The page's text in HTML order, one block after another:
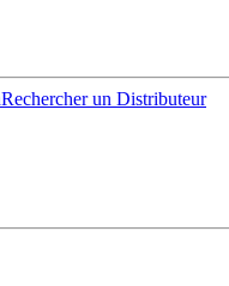
Rechercher un Distributeur